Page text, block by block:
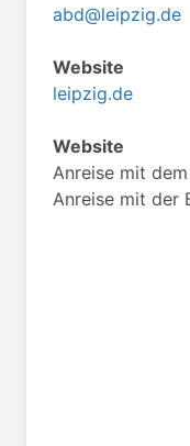
abd@leipzig.de
Website
leipzig.de
Website
Anreise mit dem
Anreise mit der